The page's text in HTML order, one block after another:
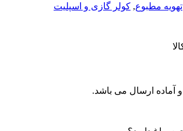
تهویه مطبوع, کولر گازی و اسپلیت
آماده ارسال می باشد.